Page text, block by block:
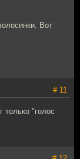
Вот
# 11
только "голос